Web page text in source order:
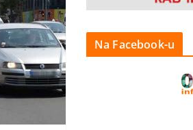
Na Facebook-u